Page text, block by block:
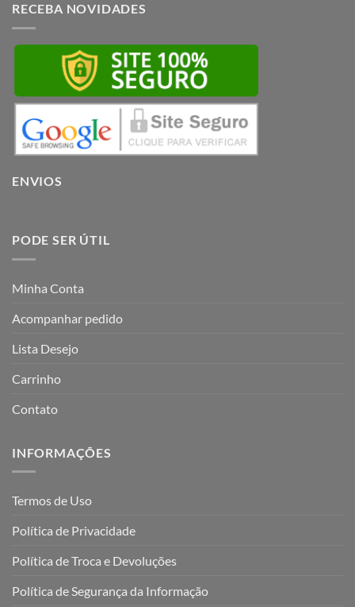
RECEBA NOVIDADES
ENVIOS
PODE SER ÚTIL
Minha Conta
Acompanhar pedido
Lista Desejo
Carrinho
Contato
INFORMAÇÕES
Termos de Uso
Política de Privacidade
Política de Troca e Devoluções
Política de Segurança da Informação